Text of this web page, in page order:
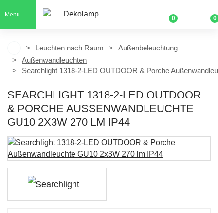
Menu
0 0
Leuchten nach Raum
Außenbeleuchtung
Außenwandleuchten
Searchlight 1318-2-LED OUTDOOR & Porche
SEARCHLIGHT 1318-2-LED OUTDOOR
& PORCHE AUSSENWANDLEUCHTE G
U10 2X3W 270 LM IP44